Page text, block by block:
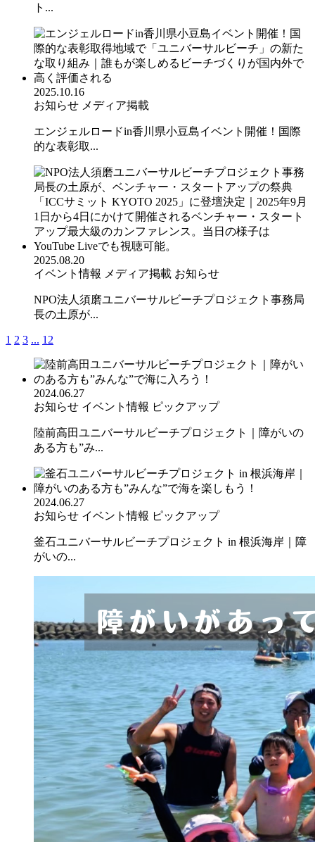
ト...
2025.10.16
お知らせ メディア掲載
エンジェルロードin香川県小豆島イベント開催！国際
的な表彰取...
2025.08.20
イベント情報 メディア掲載 お知らせ
NPO法人須磨ユニバーサルビーチプロジェクト事務局
長の土原が...
1 2 3 ... 12
2024.06.27
お知らせ イベント情報 ピックアップ
陸前高田ユニバーサルビーチプロジェクト｜障がいの
ある方も”み...
2024.06.27
お知らせ イベント情報 ピックアップ
釜石ユニバーサルビーチプロジェクト in 根浜海岸｜障
がいの...